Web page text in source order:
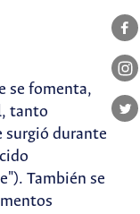
se fomenta,
tanto
surgió durante
También se